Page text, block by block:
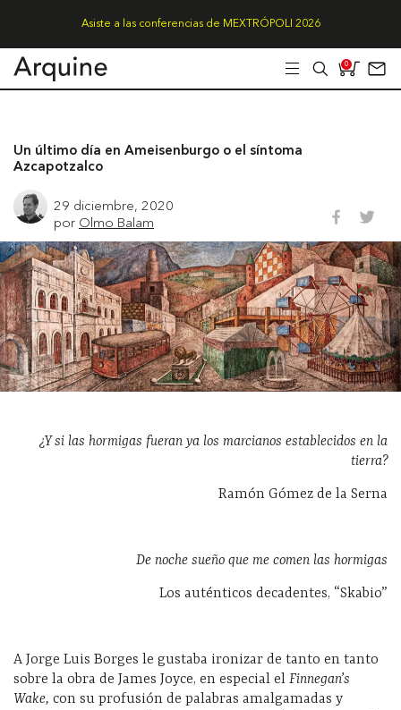
Asiste a las conferencias de MEXTRÓPOLI 2026
0
Un último día en Ameisenburgo o el síntoma
Azcapotzalco
29 diciembre, 2020
por Olmo Balam
¿Y si las hormigas fueran ya los marcianos establecidos en la
tierra?
Ramón Gómez de la Serna
De noche sueño que me comen las hormigas
Los auténticos decadentes, “Skabio”
A Jorge Luis Borges le gustaba ironizar de tanto en tanto
sobre la obra de James Joyce, en especial el Finnegan’s
Wake, con su profusión de palabras amalgamadas y